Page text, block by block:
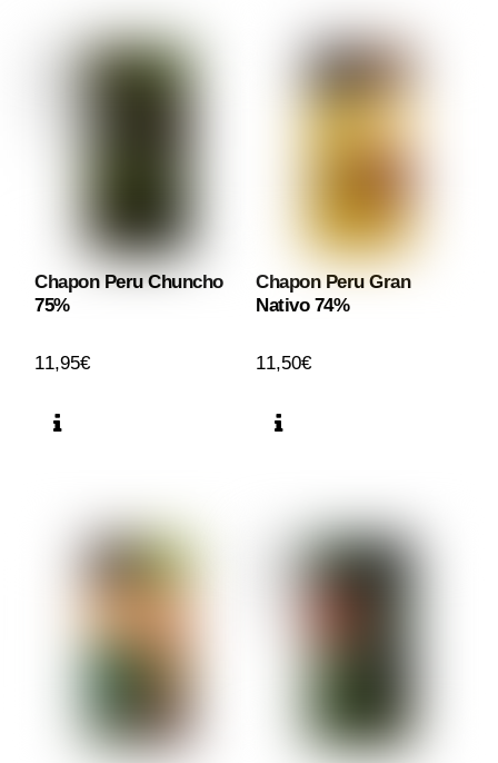
Chapon Peru Chuncho
75%
11,95€
Chapon Peru Gran
Nativo 74%
11,50€